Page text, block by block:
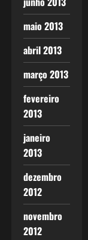
maio 2013
abril 2013
março 2013
fevereiro
2013
janeiro
2013
dezembro
2012
novembro
2012